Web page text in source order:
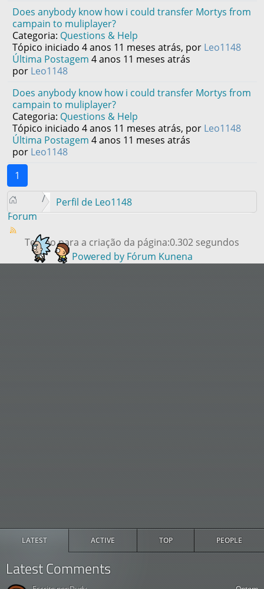
LATEST ACTIVE TOP PEOPLE
Latest Comments
Does anybody know how i could transfer Mortys from
campain to muliplayer?
Categoria: Questions & Help
Tópico iniciado 4 anos 11 meses atrás, por Leo1148
Última Postagem 4 anos 11 meses atrás
por Leo1148
Does anybody know how i could transfer Mortys from
campain to muliplayer?
Categoria: Questions & Help
Tópico iniciado 4 anos 11 meses atrás, por Leo1148
Última Postagem 4 anos 11 meses atrás
por Leo1148
1
Forum
Perfil de Leo1148
Tempo para a criação da página:0.302 segundos
Powered by Fórum Kunena